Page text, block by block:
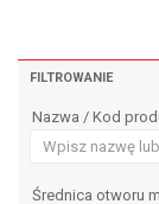
FILTROWANIE
Nazwa / Kod
Średnica otworu